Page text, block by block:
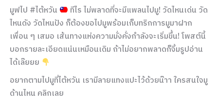
มูฟไป #ไต้หวัน
ทีไร ไม่พลาดที่จะมีแพลนไปมู! วัดไหนเด่น วัด
ไหนดัง วัดไหนปัง ก็ต้องขอไปมูพร้อมเก็บทริกการมูมาฝาก
เพื่อน ๆ เสมอ เส้นทางแห่งความมั่งคั่งกำลังจะเริ่มขึ้น! โพสต์นี้
บอกรายละเอียดแน่นเหมือนเดิม ถ้าไม่อยากพลาดก็จิ้มรูปอ่าน
ได้เล๊ยยย
อยากตามไปมูที่ไต้หวัน เรามีลายแทงแปะไว้ด้วยน๊าา ใครสนใจมู
ด้านไหน คลิกเลย